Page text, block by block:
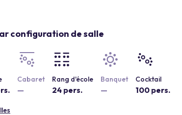
configuration de salle
Cabaret
—
Rang d'école
24 pers.
Banquet
—
Cocktail
100 pers.